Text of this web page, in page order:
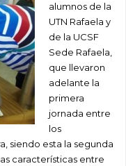
alumnos de la
UTN Rafaela y
de la UCSF
Sede Rafaela,
que llevaron
adelante la
primera
jornada entre
los
siendo esta la segunda
características entre